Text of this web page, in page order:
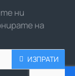
ни
на
ИЗПРАТИ